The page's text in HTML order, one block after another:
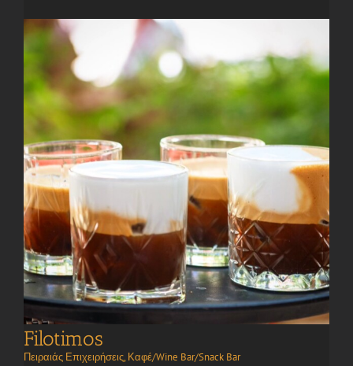
Filotimos
Πειραιάς Επιχειρήσεις, Καφέ/Wine Bar/Snack Bar